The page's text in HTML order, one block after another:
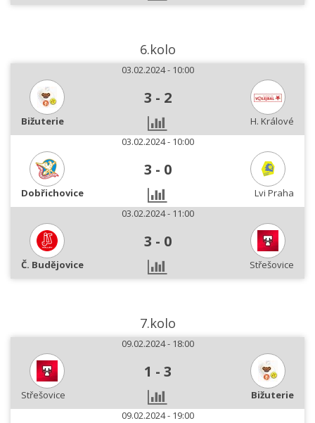
6.kolo
03.02.2024 - 10:00
3 - 2
Bižuterie
H. Králové
03.02.2024 - 10:00
3 - 0
Dobřichovice
Lvi Praha
03.02.2024 - 11:00
3 - 0
Č. Budějovice Střešovice
7.kolo
09.02.2024 - 18:00
1 - 3
Střešovice
Bižuterie
09.02.2024 - 19:00